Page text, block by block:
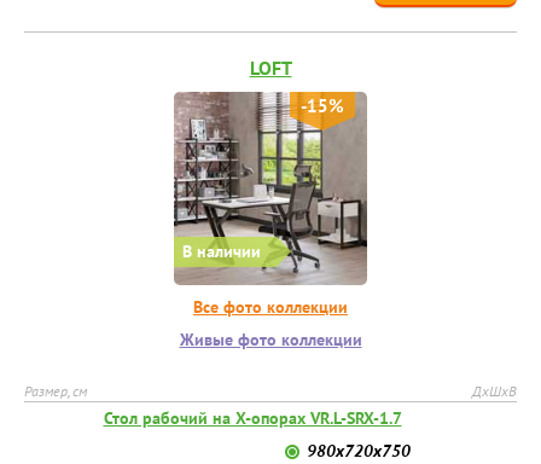
LOFT
В наличии
-15%
Все фото коллекции
Живые фото коллекции
Размер, см ДхШхВ
Стол рабочий на X-опорах VR.L-SRX-1.7
980х720х750